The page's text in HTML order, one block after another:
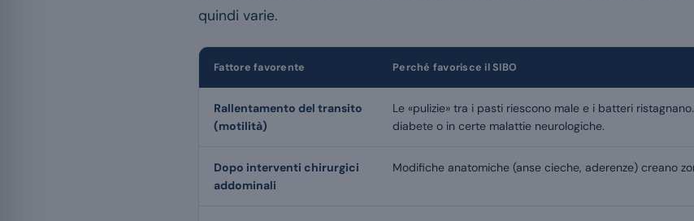
quindi varie.
Fattore favorente Perché favorisce il SIBO
Rallentamento del transito
(motilità)
Le «pulizie» tra i pasti riescono male e i batteri
diabete o in certe malattie neurologiche.
Dopo interventi chirurgici
addominali
Modifiche anatomiche (anse cieche, aderenze) creano